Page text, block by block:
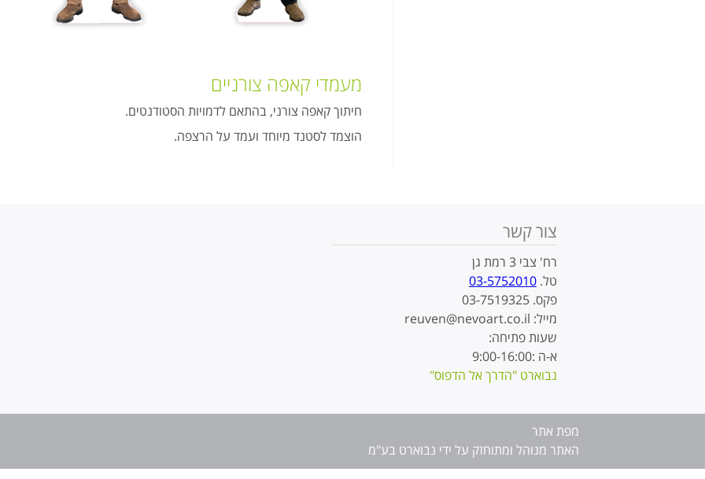
מעמדי קאפה צורניים
חיתוך קאפה צורני, בהתאם לדמויות הסטודנטים.
הוצמד לסטנד מיוחד ועמד על הרצפה.
צור קשר
רח' צבי 3 רמת גן
טל.03-5752010
פקס. 03-7519325
מייל: reuven@nevoart.co.il
שעות פתיחה:
א-ה :9:00-16:00
נבוארט "הדרך אל הדפוס"
מפת אתר
האתר מנוהל ומתוחזק על ידי נבוארט בע"מ